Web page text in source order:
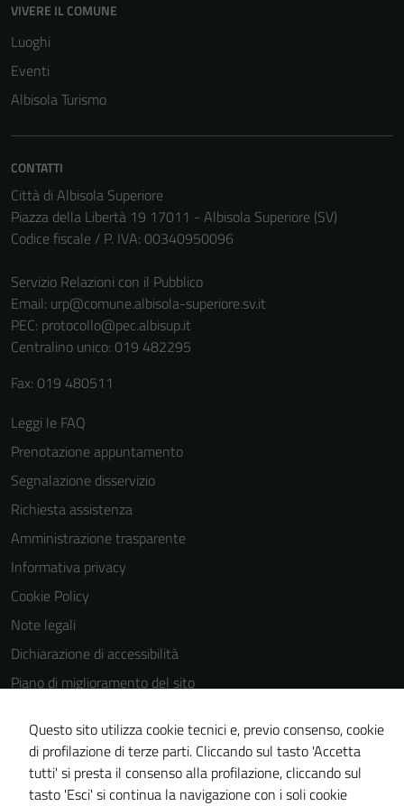
VIVERE IL COMUNE
Luoghi
Eventi
Albisola Turismo
CONTATTI
Città di Albisola Superiore
Piazza della Libertà 19 17011 - Albisola Superiore (SV)
Codice fiscale / P. IVA: 00340950096
Servizio Relazioni con il Pubblico
Email: urp@comune.albisola-superiore.sv.it
PEC: protocollo@pec.albisup.it
Centralino unico: 019 482295
Fax: 019 480511
Leggi le FAQ
Prenotazione appuntamento
Segnalazione disservizio
Richiesta assistenza
Amministrazione trasparente
Informativa privacy
Cookie Policy
Note legali
Dichiarazione di accessibilità
Piano di miglioramento del sito
Area Privata
Questo sito utilizza cookie tecnici e, previo consenso, cookie
di profilazione di terze parti. Cliccando sul tasto 'Accetta
tutti' si presta il consenso alla profilazione, cliccando sul
tasto 'Esci' si continua la navigazione con i soli cookie
funzionamento
del sito e non
disabilitati.